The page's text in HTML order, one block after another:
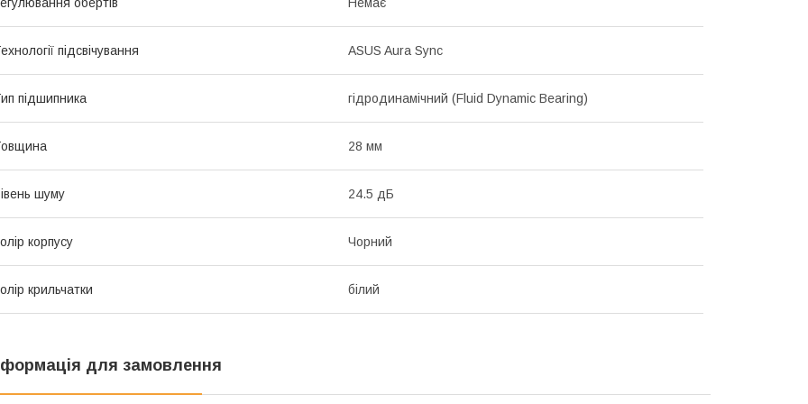
підсвічування ASUS Aura Sync
підшипника гідродинамічний (Fluid Dynamic Bearing)
28 мм
шуму 24.5 дБ
корпусу Чорний
крильчатки білий
для замовлення